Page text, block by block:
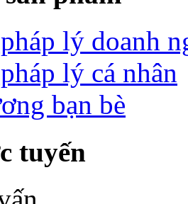
lý doanh
lý cá nhân
bạn bè
tuyến